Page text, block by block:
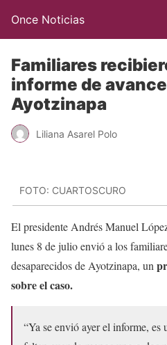
Once Noticias
Familiares
informe de
Ayotzinapa
Liliana Asarel Polo
FOTO: CUARTOSCURO
El presidente Andrés Manuel
lunes 8 de julio envió a los
desaparecidos de Ayotzinapa, un
sobre el caso.
“Ya se envió ayer el informe,